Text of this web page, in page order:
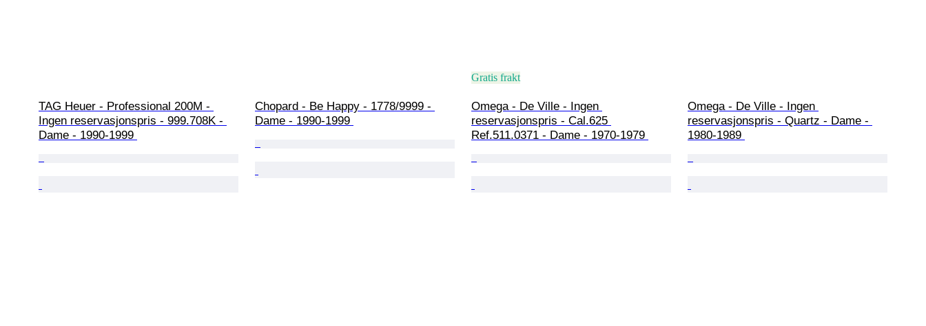
TAG Heuer - Professional 200M -
Ingen reservasjonspris - 999.708K -
Dame - 1990-1999
Chopard - Be Happy - 1778/9999 -
Dame - 1990-1999
Gratis frakt
Omega - De Ville - Ingen
reservasjonspris - Cal.625
Ref.511.0371 - Dame - 1970-1979
Omega - De Ville - Ingen
reservasjonspris - Quartz - Dame -
1980-1989